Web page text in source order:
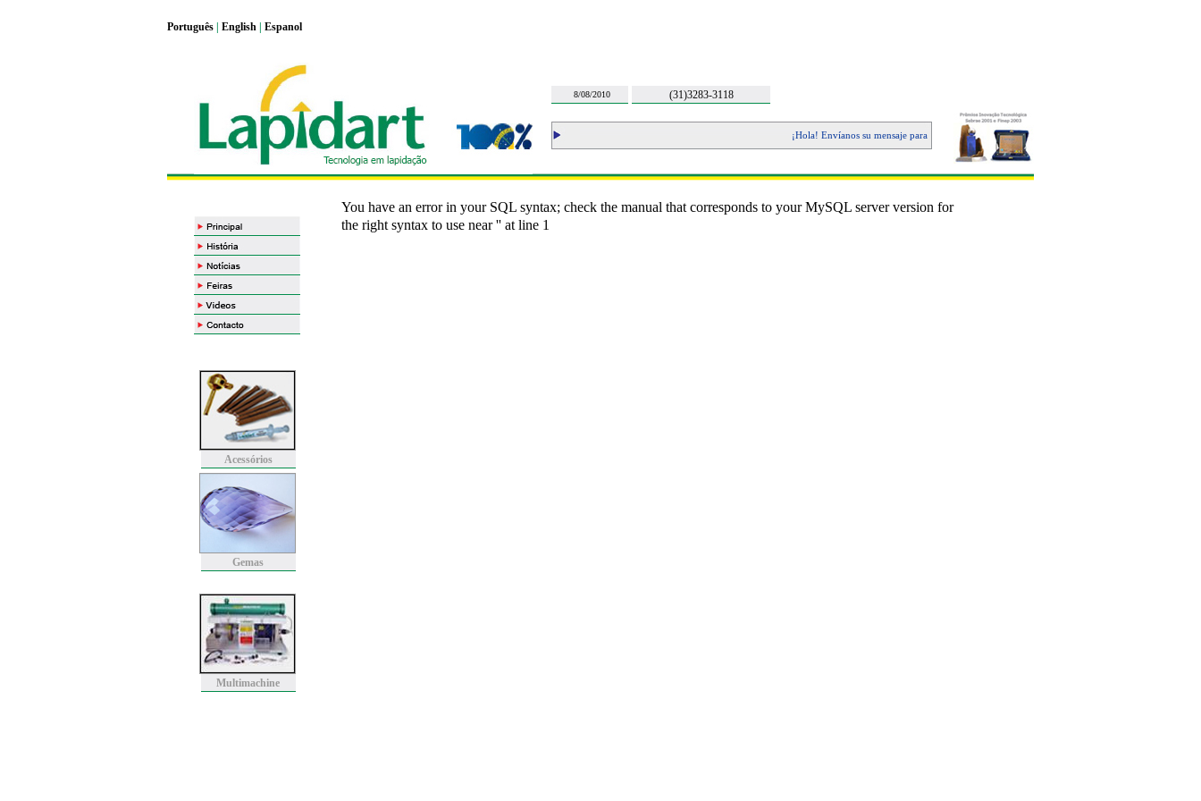
Português English Espanol
8/08/2010 (31)3283-3118
¡Hola! Envíanos su mensaje para lapidart@lapidart.com.br que vamos a enviarte un email con
Acessórios
Gemas
Multimachine
You have an error in your SQL syntax; check the manual that corresponds to your MySQL server version for
the right syntax to use near '' at line 1